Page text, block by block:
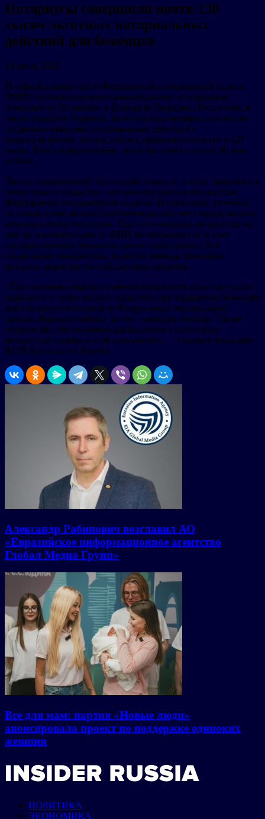
Нотариусы совершили почти 130
тысяч льготных нотариальных
действий для беженцев
19 июля 2022
На официальном сайте Федеральной нотариальной палаты
(ФНП) опубликованы актуальные данные о поддержке
беженцев из Луганской и Донецкой Народных Республик, а
также областей Украины. За почти пять месяцев количество
социально значимых нотариальных действий с
предоставлением льготы для них превысило отметку в 127
тысяч. Всего предоставлено льгот на сумму в почти 60 млн
рублей.
Льгота подразумевает отсутствие платы за услуги правового и
технического характера, что компенсируется нотариусам
Федеральной нотариальной палатой. В некоторых регионах
по инициативе нотариусов беженцы получают юридическую
помощь и вовсе бесплатно. При этом расходы нотариусов на
местах и компенсации от ФНП не покрываются за счет
государственных бюджетов какого-либо уровня. Все
социальные инициативы, включая помощь беженцам,
нотариат реализует на собственные средства.
«Так, например недополученная нотариусом плата за услуги
правового и технического характера при обращении беженцев
компенсируется из средств Федеральной нотариальной
палаты, формирующихся за счет членских взносов. Таким
образом мы обеспечиваем равноценное участие всех
нотариусов страны в этой программе», — говорит президент
ФНП Константин Корсик.
Александр Рабинович возглавил АО
«Евразийское информационное агентство
Глобал Медиа Групп»
Все для мам: партия «Новые люди»
анонсировала проект по поддержке одиноких
женщин
ПОЛИТИКА
ЭКОНОМИКА